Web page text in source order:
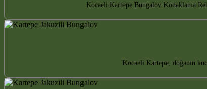
Kocaeli Kartepe Bungalov Konaklama
Kocaeli Kartepe, doğanın